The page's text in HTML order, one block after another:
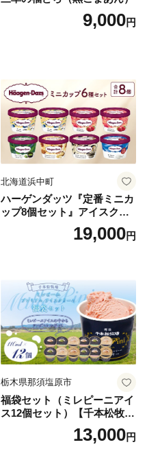
9,000円
北海道浜中町
ハーゲンダッツ『定番ミニカ
ップ8個セット』アイスクリ
ーム アイス スイーツ デザー
19,000円
栃木県那須塩原市
福袋セット（ミレピーニアイ
ス12個セット）【千本松牧
場】 ns025-014-12 【デザー
ト 詰め合わせ ギフト】
13,000円